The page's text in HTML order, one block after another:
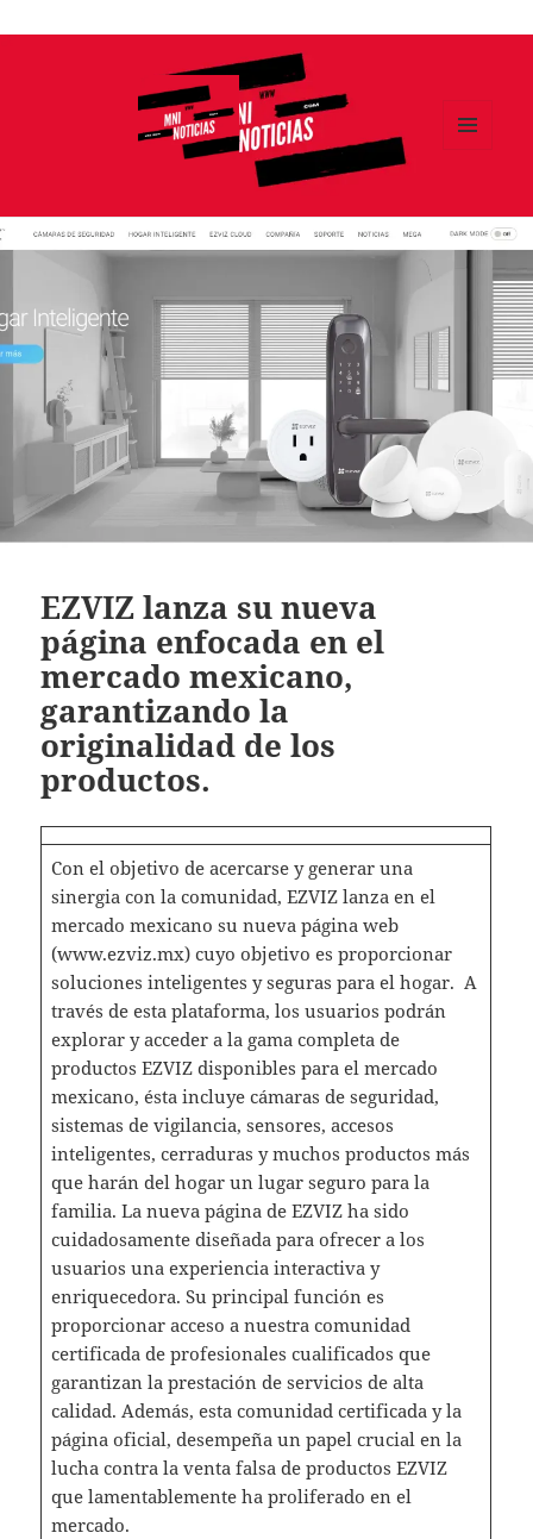
Ir
EZVIZ lanza su nueva
página enfocada en el
mercado mexicano,
garantizando la
originalidad de los
productos.
Con el objetivo de acercarse y generar una
sinergia con la comunidad, EZVIZ lanza en el
mercado mexicano su nueva página web
(www.ezviz.mx) cuyo objetivo es proporcionar
soluciones inteligentes y seguras para el hogar. A
través de esta plataforma, los usuarios podrán
explorar y acceder a la gama completa de
productos EZVIZ disponibles para el mercado
mexicano, ésta incluye cámaras de seguridad,
sistemas de vigilancia, sensores, accesos
inteligentes, cerraduras y muchos productos más
que harán del hogar un lugar seguro para la
familia. La nueva página de EZVIZ ha sido
cuidadosamente diseñada para ofrecer a los
usuarios una experiencia interactiva y
enriquecedora. Su principal función es
proporcionar acceso a nuestra comunidad
certificada de profesionales cualificados que
garantizan la prestación de servicios de alta
calidad. Además, esta comunidad certificada y la
página oficial, desempeña un papel crucial en la
lucha contra la venta falsa de productos EZVIZ
que lamentablemente ha proliferado en el
mercado.